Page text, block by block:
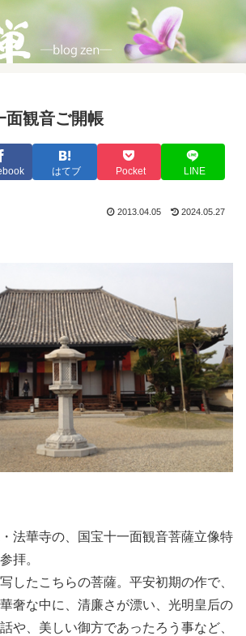
観音ご開帳
はてブ Pocket LINE
2013.04.05 2024.05.27
法華寺の、国宝十一面観音菩薩立像特
拝。
したこちらの菩薩。平安初期の作で、
奢な中に、清廉さが漂い、光明皇后の
や、美しい御方であったろう事など、